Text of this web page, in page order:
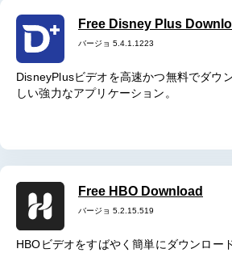
Free Disney Plus
バージョ 5.4.1.1223
DisneyPlusビデオを高速かつ無料でダウ
しい強力なアプリケーション。
Free HBO Download
バージョ 5.2.15.519
HBOビデオをすばやく簡単にダウンロー